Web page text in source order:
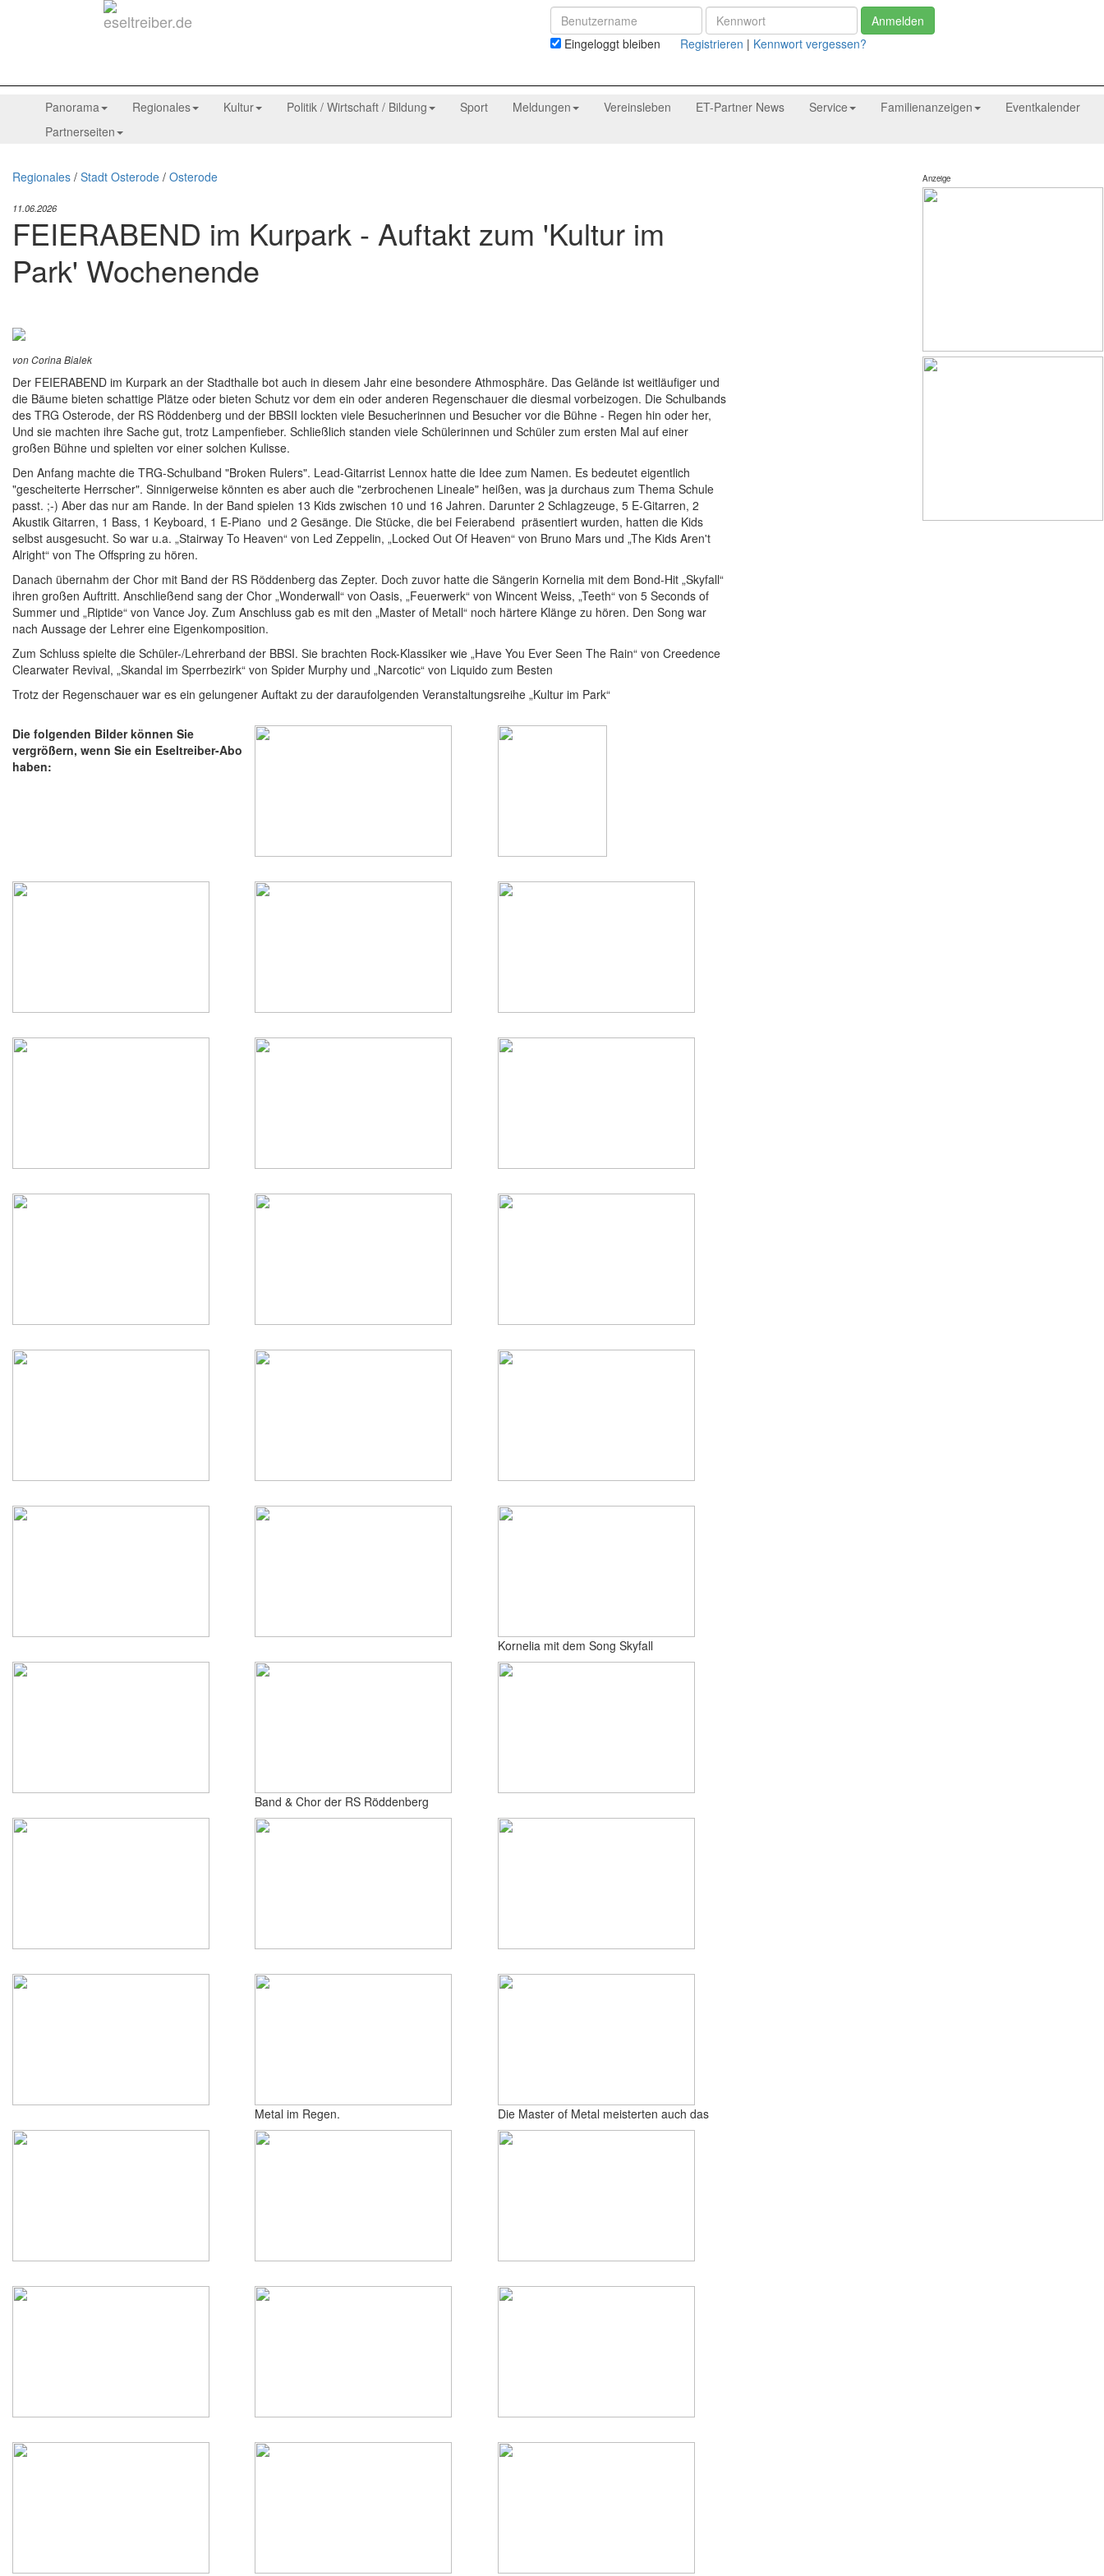
Anmelden
Eingeloggt bleiben Registrieren | Kennwort vergessen?
Panorama Regionales Kultur Politik / Wirtschaft / Bildung Sport Meldungen Vereinsleben ET-Partner News Service Familienanzeigen
Eventkalender
Partnerseiten
Regionales / Stadt Osterode / Osterode
11.06.2026
FEIERABEND im Kurpark - Auftakt zum 'Kultur im
Park' Wochenende
von Corina Bialek
Der FEIERABEND im Kurpark an der Stadthalle bot auch in diesem Jahr eine besondere Athmosphäre. Das Gelände ist weitläufiger und
die Bäume bieten schattige Plätze oder bieten Schutz vor dem ein oder anderen Regenschauer die diesmal vorbeizogen. Die Schulbands
des TRG Osterode, der RS Röddenberg und der BBSII lockten viele Besucherinnen und Besucher vor die Bühne - Regen hin oder her,
Und sie machten ihre Sache gut, trotz Lampenfieber. Schließlich standen viele Schülerinnen und Schüler zum ersten Mal auf einer
großen Bühne und spielten vor einer solchen Kulisse.
Den Anfang machte die TRG-Schulband "Broken Rulers". Lead-Gitarrist Lennox hatte die Idee zum Namen. Es bedeutet eigentlich
"gescheiterte Herrscher". Sinnigerweise könnten es aber auch die "zerbrochenen Lineale" heißen, was ja durchaus zum Thema Schule
passt. ;-) Aber das nur am Rande. In der Band spielen 13 Kids zwischen 10 und 16 Jahren. Darunter 2 Schlagzeuge, 5 E-Gitarren, 2
Akustik Gitarren, 1 Bass, 1 Keyboard, 1 E-Piano und 2 Gesänge. Die Stücke, die bei Feierabend präsentiert wurden, hatten die Kids
selbst ausgesucht. So war u.a. „Stairway To Heaven“ von Led Zeppelin, „Locked Out Of Heaven“ von Bruno Mars und „The Kids Aren't
Alright“ von The Offspring zu hören.
Danach übernahm der Chor mit Band der RS Röddenberg das Zepter. Doch zuvor hatte die Sängerin Kornelia mit dem Bond-Hit „Skyfall“
ihren großen Auftritt. Anschließend sang der Chor „Wonderwall“ von Oasis, „Feuerwerk“ von Wincent Weiss, „Teeth“ von 5 Seconds of
Summer und „Riptide“ von Vance Joy. Zum Anschluss gab es mit den „Master of Metall“ noch härtere Klänge zu hören. Den Song war
nach Aussage der Lehrer eine Eigenkomposition.
Zum Schluss spielte die Schüler-/Lehrerband der BBSI. Sie brachten Rock-Klassiker wie „Have You Ever Seen The Rain“ von Creedence
Clearwater Revival, „Skandal im Sperrbezirk“ von Spider Murphy und „Narcotic“ von Liquido zum Besten
Trotz der Regenschauer war es ein gelungener Auftakt zu der daraufolgenden Veranstaltungsreihe „Kultur im Park“
Die folgenden Bilder können Sie
vergrößern, wenn Sie ein Eseltreiber-Abo
haben:
Kornelia mit dem Song Skyfall
Band & Chor der RS Röddenberg
Metal im Regen. Die Master of Metal meisterten auch das
Anzeige